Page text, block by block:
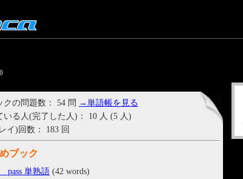
クの問題数： 54 問 →単語帳を見る
いる人(完了した人)： 10 人 (5 人)
イ)回数： 183 回
ブック
pass 単熟語 (42 words)